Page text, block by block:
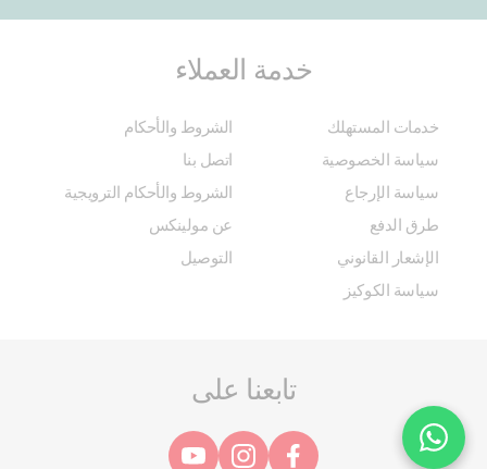
خدمة العملاء
خدمات المستهلك
الشروط والأحكام
سياسة الخصوصية
اتصل بنا
سياسة الإرجاع
الشروط والأحكام الترويجية
طرق الدفع
عن مولينكس
الإشعار القانوني
التوصيل
سياسة الكوكيز
تابعنا على